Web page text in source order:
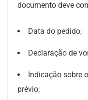
documento deve
Data do pedido;
Declaração de
Indicação sobre
prévio;